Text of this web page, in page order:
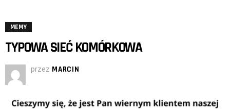
MEMY
TYPOWA SIEĆ KOMÓRKOWA
przez MARCIN